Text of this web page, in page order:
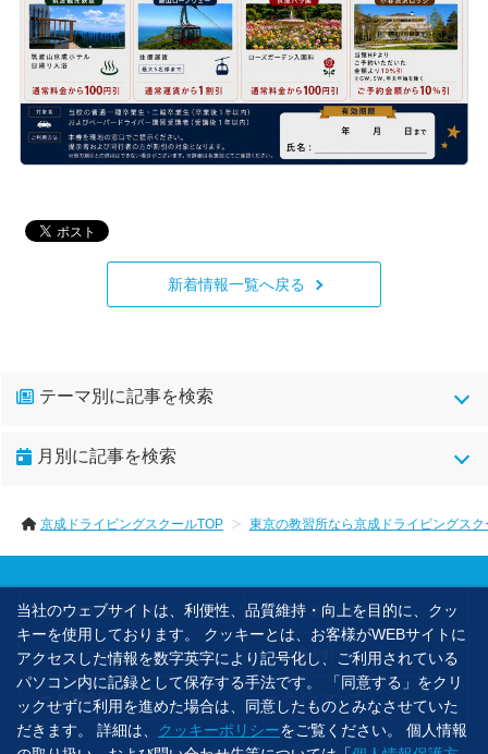
新着情報一覧へ戻る
テーマ別に記事を検索
お知らせ(35)
月別に記事を検索
2026年06月(1)
2026年03月(1)
2026年02月(1)
2026年01月(1)
2025年12月(1)
2025年10月(1)
2025年09月(2)
京成ドライビングスクールTOP 東京の教習所なら京成ドライビングスク
京成DS高砂校TOP よくあるご質問
リンク集 各種方針
採用情報 サイトマップ
当社のウェブサイトは、利便性、品質維持・向上を目的に、クッ
キーを使用しております。 クッキーとは、お客様がWEBサイトに
アクセスした情報を数字英字により記号化し、ご利用されている
パソコン内に記録として保存する手法です。 「同意する」をクリ
ックせずに利用を進めた場合は、同意したものとみなさせていた
だきます。 詳細は、
クッキーポリシーをご覧ください。 個人情報